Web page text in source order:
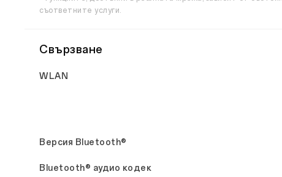
съответните услуги.
Свързване
WLAN
Версия Bluetooth®
Bluetooth® аудио кодек